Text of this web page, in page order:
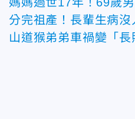
分完祖產！長輩生病
山道猴弟弟車禍變「